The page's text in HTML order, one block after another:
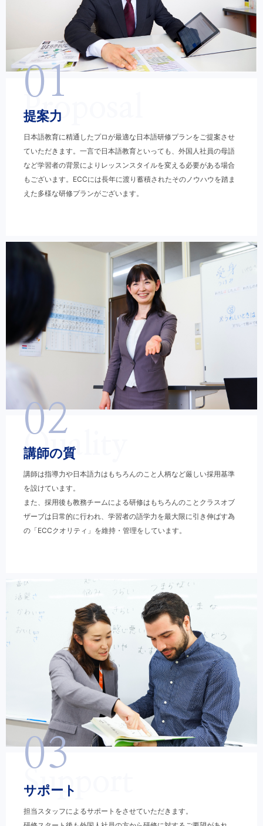
01
提案力
Proposal
日本語教育に精通したプロが最適な日本語研修プランをご提案させ
ていただきます。一言で日本語教育といっても、外国人社員の母語
など学習者の背景によりレッスンスタイルを変える必要がある場合
もございます。ECCには長年に渡り蓄積されたそのノウハウを踏ま
えた多様な研修プランがございます。
02
講師の質
Quality
講師は指導力や日本語力はもちろんのこと人柄など厳しい採用基準
を設けています。
また、採用後も教務チームによる研修はもちろんのことクラスオブ
ザーブは日常的に行われ、学習者の語学力を最大限に引き伸ばす為
の「ECCクオリティ」を維持・管理をしています。
03
サポート
Support
担当スタッフによるサポートをさせていただきます。